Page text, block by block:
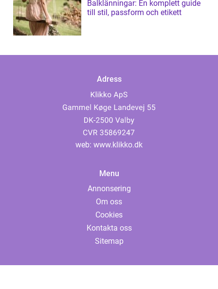
Balklänningar: En komplett guide
till stil, passform och etikett
Adress
web: www.klikko.dk
Menu
Annonsering
Om oss
Cookies
Kontakta oss
Sitemap